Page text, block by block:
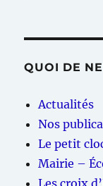
QUOI DE
Actualités
Nos
Le petit
Mairie –